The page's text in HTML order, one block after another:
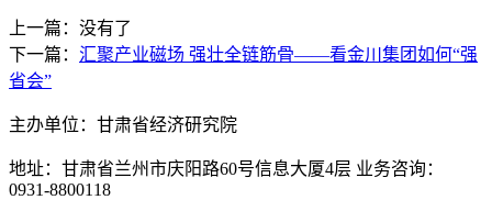
上一篇：没有了
下一篇： 汇聚产业磁场 强壮全链筋骨——看金川集团如何“强
省会”
主办单位：甘肃省经济研究院
地址：甘肃省兰州市庆阳路60号信息大厦4层 业务咨询：
0931-8800118